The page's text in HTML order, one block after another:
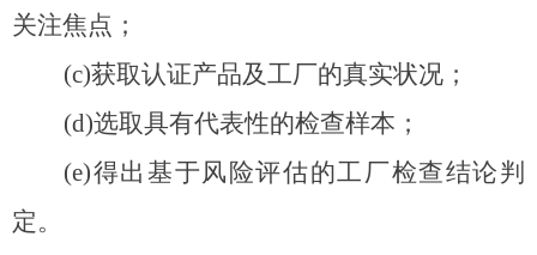
关注焦点；
(c)获取认证产品及工厂的真实状况；
(d)选取具有代表性的检查样本；
(e)得出基于风险评估的工厂检查结论判
定。